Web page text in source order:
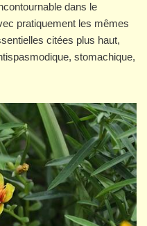
dans le
pratiquement les mêmes
citées plus haut,
stomachique,